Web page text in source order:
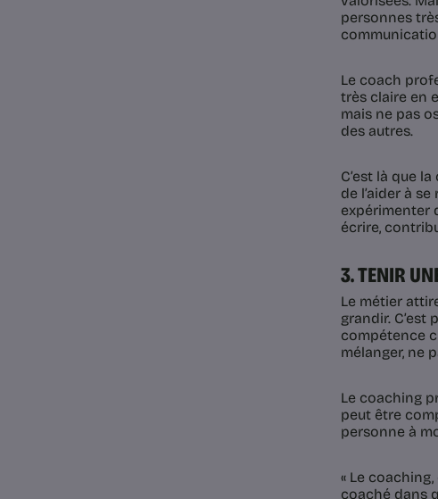
personnes
Le coach
très claire en
mais ne pas
des autres.
C’est là que
de l’aider à
expérimenter
écrire,
3. TENIR
Le métier
grandir. C’est
compétence
mélanger, ne
Le coaching
peut être
personne à
« Le
coaché dans